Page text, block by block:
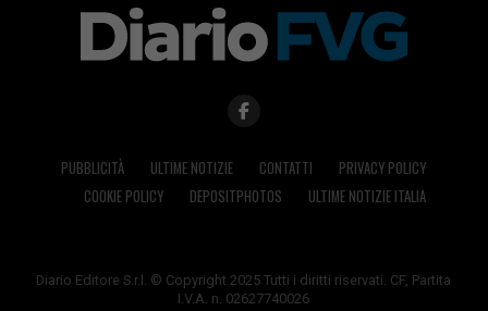
PUBBLICITÀ ULTIME NOTIZIE CONTATTI
PRIVACY POLICY
COOKIE POLICY
DEPOSITPHOTOS ULTIME NOTIZIE ITALIA
Diario Editore S.r.l. © Copyright 2025 Tutti i diritti riservati. CF, Partita
I.V.A. n. 02627740026